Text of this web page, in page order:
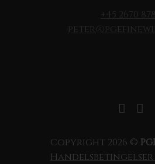
+45 2670
Copyright 2026 ©
Handelsbetingelser